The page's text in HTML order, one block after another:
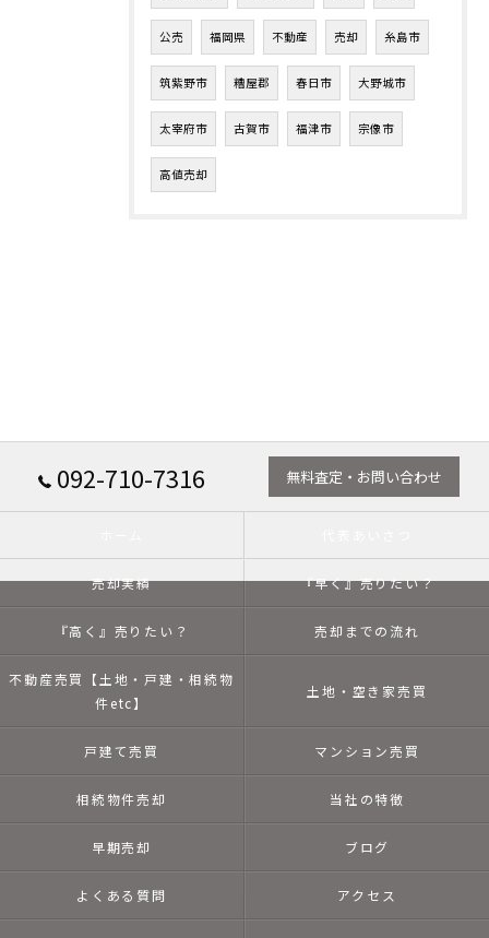
公売 福岡県 不動産 売却 糸島市
筑紫野市 糟屋郡 春日市 大野城市
太宰府市 古賀市 福津市 宗像市
高値売却
092-710-7316 無料査定・お問い合わせ
売却実績 『早く』売りたい？
『高く』売りたい？ 売却までの流れ
不動産売買【土地・戸建・相続物
件etc】
土地・空き家売買
戸建て売買 マンション売買
相続物件売却 当社の特徴
早期売却 ブログ
よくある質問 アクセス